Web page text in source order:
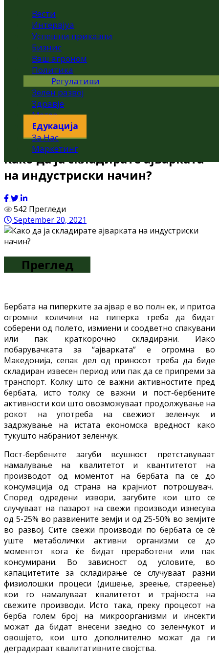
Вести
Интервјуа
Успешни приказни
Бизнис
Ваш агроном
Политика
Регулативи
Зелен развој
Здравје
Метео
Едукација
За Нас
Маркетинг
Како да ја складирате ајварката
на индустриски начин?
542 Прегледи
September 20, 2021
Преглед
Бербата на пиперките за ајвар е во полн ек, и притоа
огромни количини на пиперка треба да бидат
соберени од полето, измиени и соодветно спакувани
или пак краткорочно складирани. Иако
побарувачката за “ајварката” е огромна во
Македонија, сепак дел од приносот треба да биде
складиран извесен период или пак да се припреми за
транспорт. Колку што се важни активностите пред
бербата, исто толку се важни и пост-бербените
активности кои што овозможуваат продолжување на
рокот на употреба на свежиот зеленчук и
задржување на истата економска вредност како
тукушто набраниот зеленчук.
Пост-бербените загуби всушност претставуваат
намалување на квалитетот и квантитетот на
производот од моментот на бербата па се до
консумација од страна на крајниот потрошувач.
Според одредени извори, загубите кои што се
случуваат на пазарот на свежи производи изнесува
од 5-25% во развиените земји и од 25-50% во земјите
во развој. Сите свежи производи по бербата се сè
уште метаболички активни организми се до
моментот кога ќе бидат преработени или пак
консумирани. Во зависност од условите, во
капацитетите за складирање се случуваат разни
физиолошки процеси (дишење, зреење, стареење)
кои го намалуваат квалитетот и трајноста на
свежите производи. Исто така, преку процесот на
берба голем број на микроорганизми и инсекти
можат да бидат внесени заедно со зеленчукот и
овошјето, кои што дополнително можат да ги
деградираат квалитативните својства.